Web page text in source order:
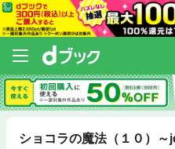
ショコラの魔法（１０）